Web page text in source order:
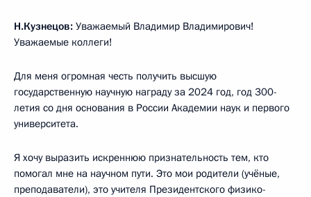
Н.Кузнецов: Уважаемый Владимир Владимирович!
Уважаемые коллеги!
Для меня огромная честь получить высшую
государственную научную награду за 2024 год, год 300-
летия со дня основания в России Академии наук и первого
университета.
Я хочу выразить искреннюю признательность тем, кто
помогал мне на научном пути. Это мои родители (учёные,
преподаватели), это учителя Президентского физико-